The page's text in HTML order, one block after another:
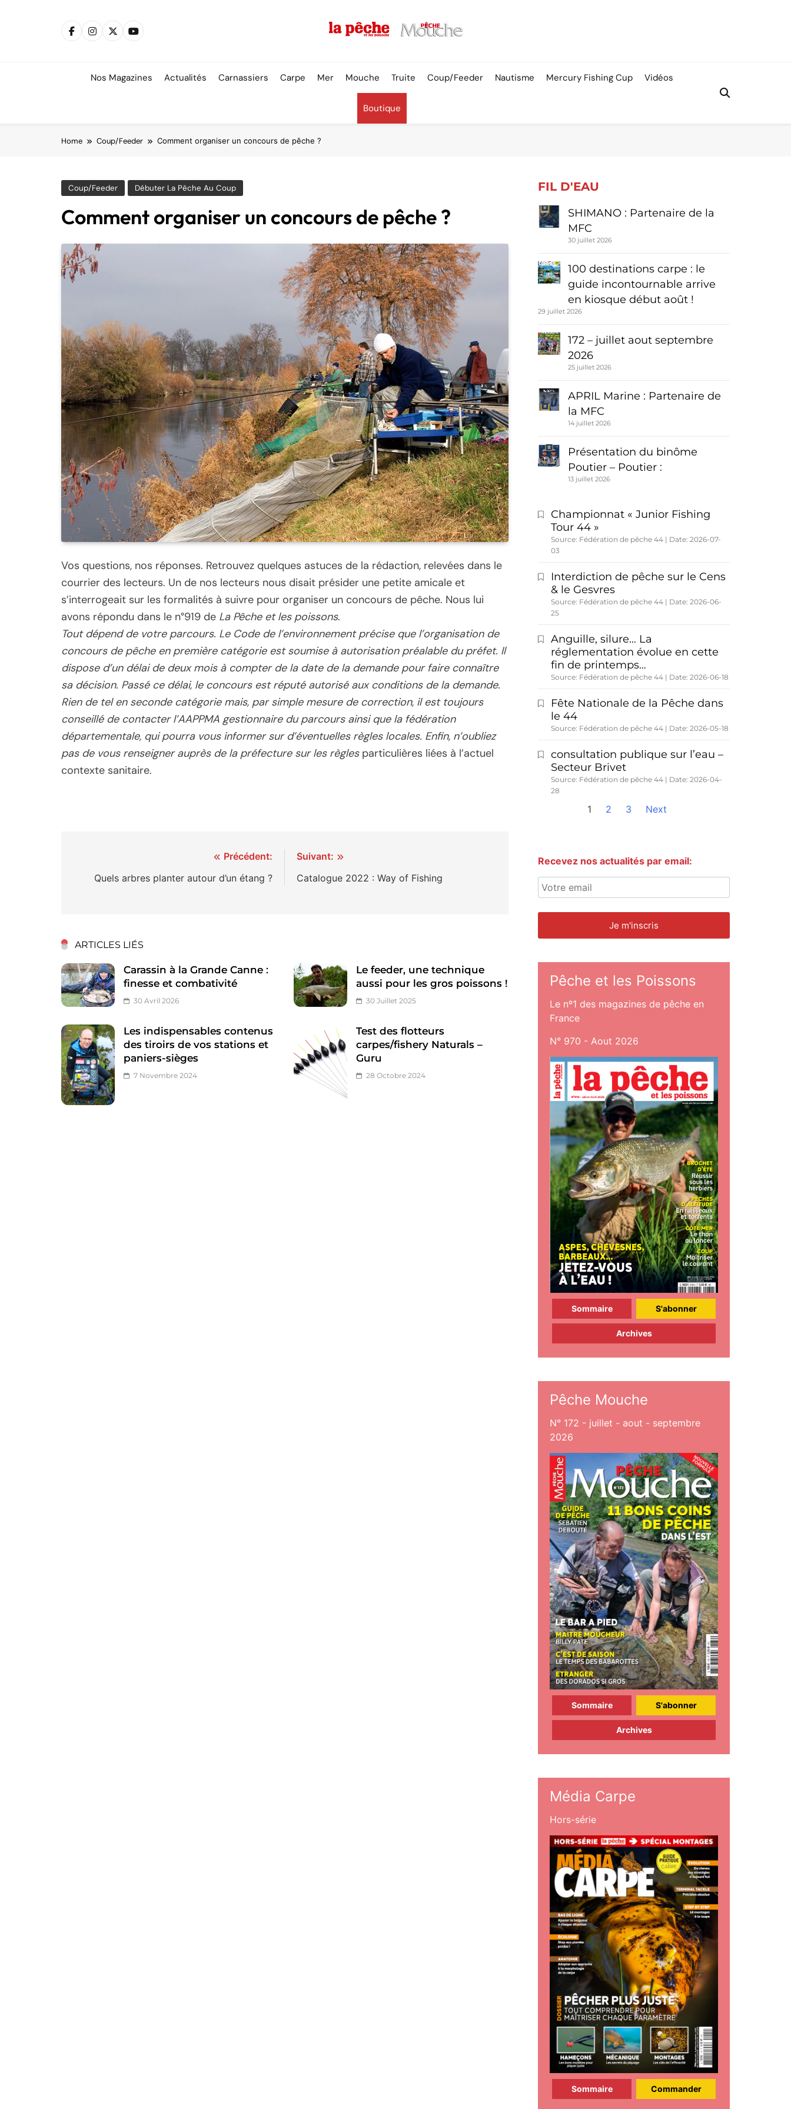
Nos Magazines Actualités Carnassiers Carpe Mer Mouche Truite Coup/Feeder Nautisme Mercury Fishing Cup Vidéos
Boutique
Home Coup/Feeder Comment organiser un concours de pêche ?
Coup/Feeder Débuter La Pêche Au Coup
Comment organiser un concours de pêche ?
Vos questions, nos réponses. Retrouvez quelques astuces de la rédaction, relevées dans le
courrier des lecteurs. Un de nos lecteurs nous disait présider une petite amicale et
s’interrogeait sur les formalités à suivre pour organiser un concours de pêche. Nous lui
avons répondu dans le n°919 de La Pêche et les poissons.
Tout dépend de votre parcours. Le Code de l’environnement précise que l’organisation de
concours de pêche en première catégorie est soumise à autorisation préalable du préfet. Il
dispose d’un délai de deux mois à compter de la date de la demande pour faire connaître
sa décision. Passé ce délai, le concours est réputé autorisé aux conditions de la demande.
Rien de tel en seconde catégorie mais, par simple mesure de correction, il est toujours
conseillé de contacter l’AAPPMA gestionnaire du parcours ainsi que la fédération
départementale, qui pourra vous informer sur d’éventuelles règles locales. Enfin, n’oubliez
pas de vous renseigner auprès de la préfecture sur les règlesparticulières liées à l’actuel
contexte sanitaire.
Précédent:
Quels arbres planter autour d’un étang ?
Suivant:
Catalogue 2022 : Way of Fishing
ARTICLES LIÉS
Carassin à la Grande Canne :
finesse et combativité
30 Avril 2026
Le feeder, une technique
aussi pour les gros poissons !
30 Juillet 2025
Les indispensables contenus
des tiroirs de vos stations et
paniers-sièges
7 Novembre 2024
Test des flotteurs
carpes/fishery Naturals –
Guru
28 Octobre 2024
FIL D'EAU
SHIMANO : Partenaire de la
MFC
30 juillet 2026
100 destinations carpe : le
guide incontournable arrive
en kiosque début août !
29 juillet 2026
172 – juillet aout septembre
2026
25 juillet 2026
APRIL Marine : Partenaire de
la MFC
14 juillet 2026
Présentation du binôme
Poutier – Poutier :
13 juillet 2026
Championnat « Junior Fishing
Tour 44 »
Source: Fédération de pêche 44
Date: 2026-07-
03
Interdiction de pêche sur le Cens
& le Gesvres
Source: Fédération de pêche 44
Date: 2026-06-
25
Anguille, silure… La
réglementation évolue en cette
fin de printemps…
Source: Fédération de pêche 44 Date: 2026-06-18
Fête Nationale de la Pêche dans
le 44
Source: Fédération de pêche 44 Date: 2026-05-18
consultation publique sur l’eau –
Secteur Brivet
Source: Fédération de pêche 44
Date: 2026-04-
28
1 2 3 Next
Recevez nos actualités par email:
Pêche et les Poissons
Le nº1 des magazines de pêche en
France
N° 970 - Aout 2026
Sommaire S'abonner
Archives
Pêche Mouche
N° 172 - juillet - aout - septembre
2026
Sommaire S'abonner
Archives
Média Carpe
Hors-série
Sommaire Commander